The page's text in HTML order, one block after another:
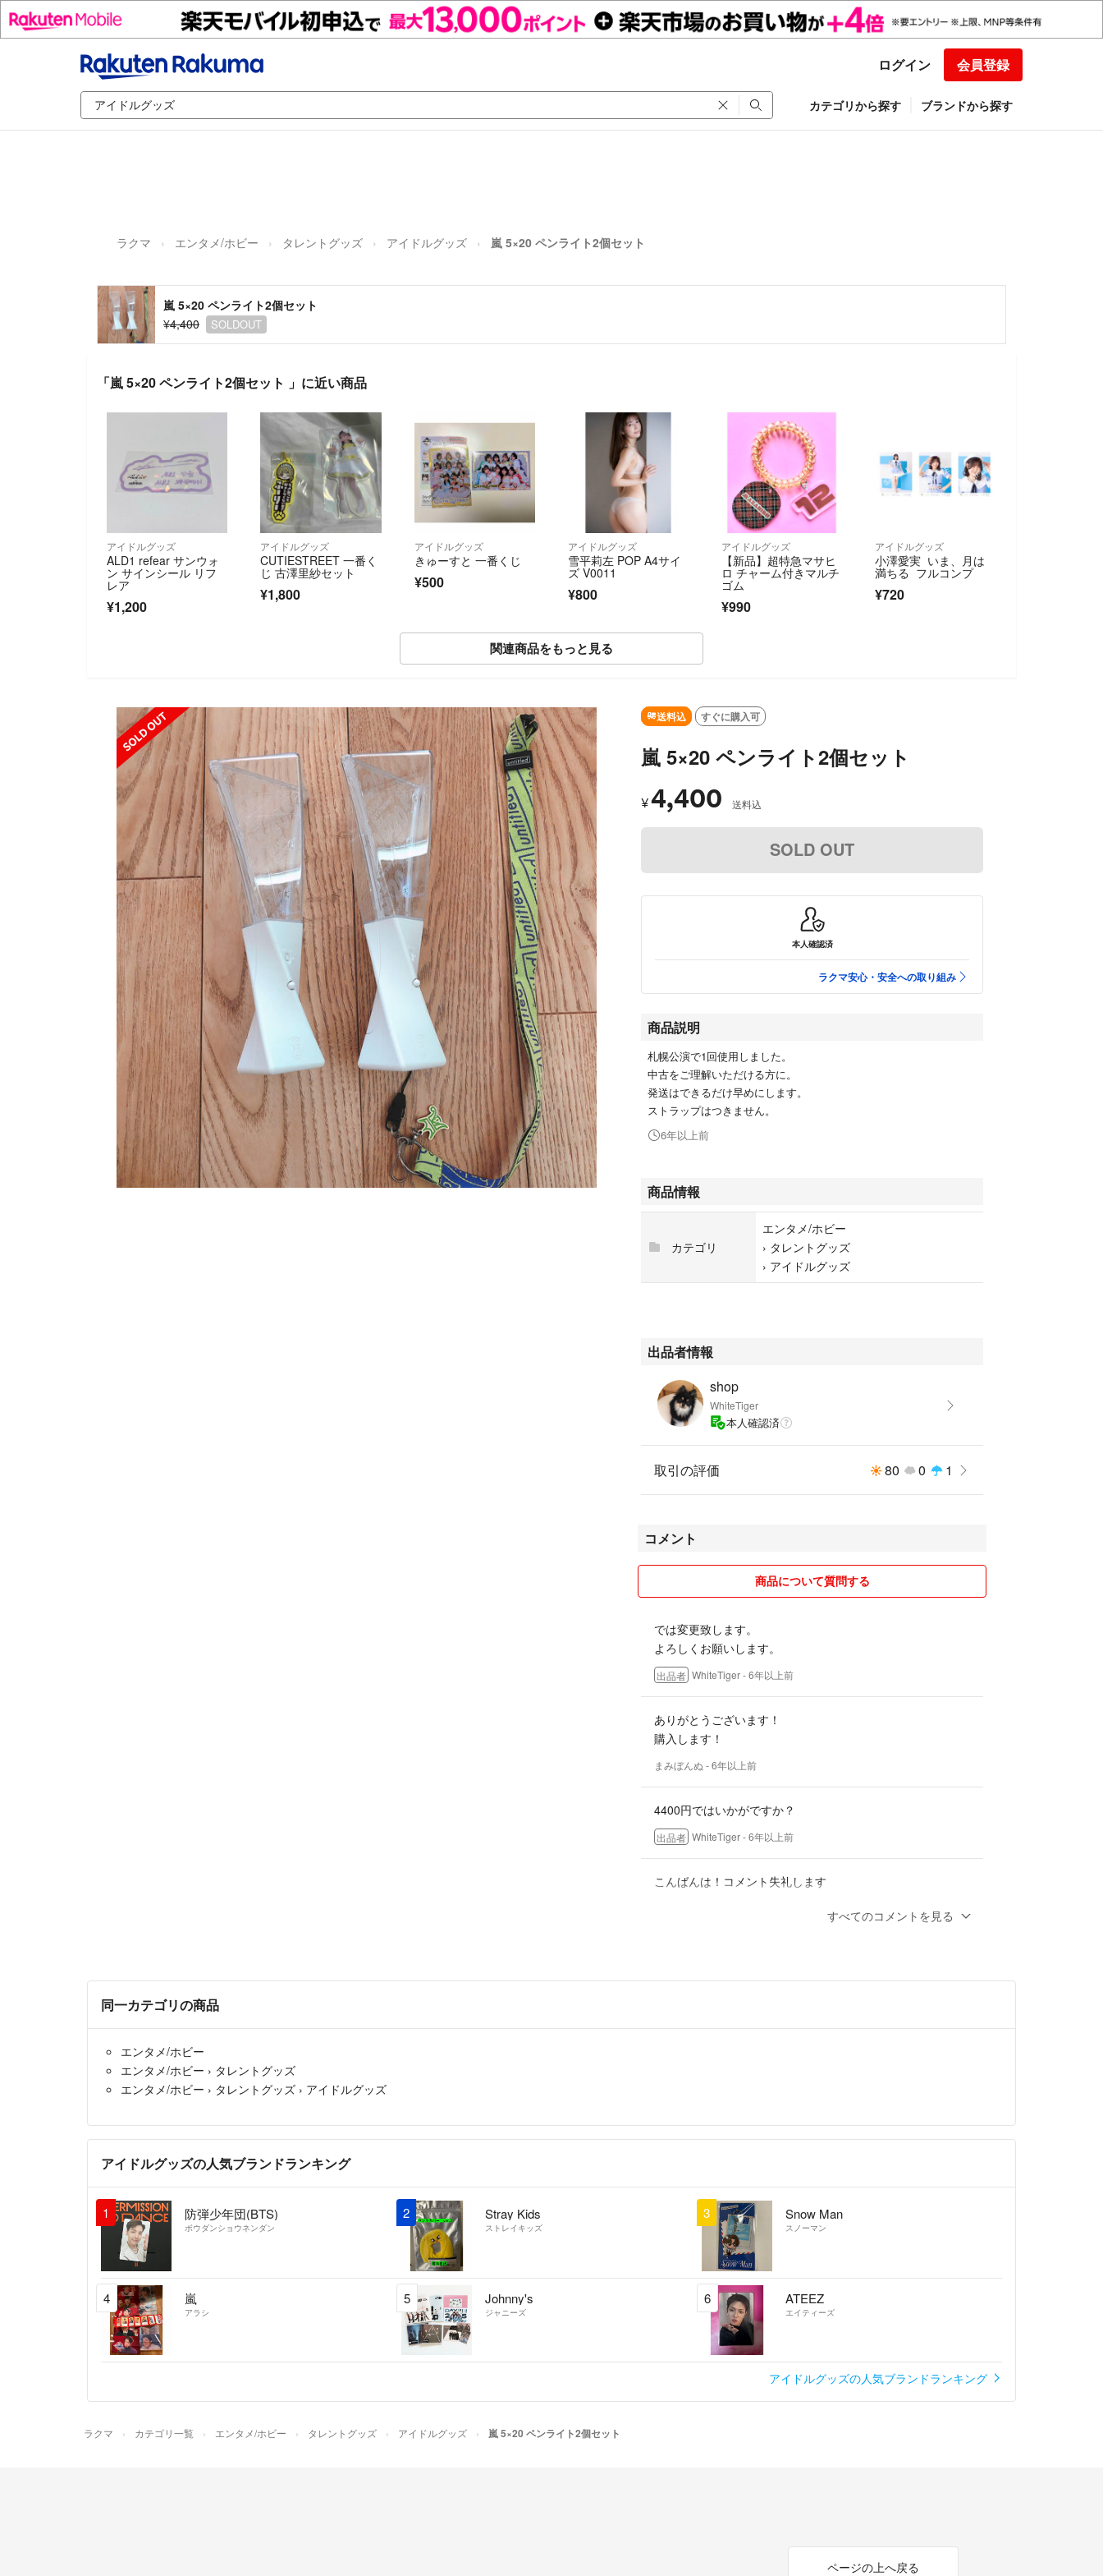
ログイン 会員登録
カテゴリから探す ブランドから探す
ラクマ エンタメ/ホビー タレントグッズ アイドルグッズ 嵐 5×20 ペンライト2個セット
嵐 5×20 ペンライト2個セット
¥4,400
SOLDOUT
「嵐 5×20 ペンライト2個セット 」に近い商品
アイドルグッズ
ALD1 refear サンウォ
ン サインシール リフ
レア
¥1,200
アイドルグッズ
CUTIESTREET 一番く
じ 古澤里紗セット
¥1,800
アイドルグッズ
きゅーすと 一番くじ
¥500
アイドルグッズ
雪平莉左 POP A4サイ
ズ V0011
¥800
アイドルグッズ
【新品】超特急マサヒ
ロ チャーム付きマルチ
ゴム
¥990
アイドルグッズ
小澤愛実 いま、月は
満ちる フルコンプ
¥720
関連商品をもっと見る
SOLD OUT 送料込 すぐに購入可
嵐 5×20 ペンライト2個セット
¥4,400 送料込
SOLD OUT
本人確認済
ラクマ安心・安全への取り組み
商品説明
札幌公演で1回使用しました。
中古をご理解いただける方に。
発送はできるだけ早めにします。
ストラップはつきません。
6年以上前
商品情報
カテゴリ
エンタメ/ホビー
› タレントグッズ
› アイドルグッズ
出品者情報
shop
WhiteTiger
本人確認済
取引の評価 80 0 1
コメント
商品について質問する
では変更致します。
よろしくお願いします。
出品者 WhiteTiger- 6年以上前
ありがとうございます！
購入します！
まみぼんぬ - 6年以上前
4400円ではいかがですか？
出品者 WhiteTiger- 6年以上前
こんばんは！コメント失礼します
もう少し安くできますでしょうか？すべてのコメントを見る
同一カテゴリの商品
エンタメ/ホビー
エンタメ/ホビー › タレントグッズ
エンタメ/ホビー › タレントグッズ › アイドルグッズ
アイドルグッズの人気ブランドランキング
1 防弾少年団(BTS)
ボウダンショウネンダン
2 Stray Kids
ストレイキッズ
3 Snow Man
スノーマン
4 嵐
アラシ
5 Johnny's
ジャニーズ
6 ATEEZ
エイティーズ
アイドルグッズの人気ブランドランキング
ラクマ カテゴリ一覧 エンタメ/ホビー タレントグッズ アイドルグッズ 嵐 5×20 ペンライト2個セット
ページの上へ戻る